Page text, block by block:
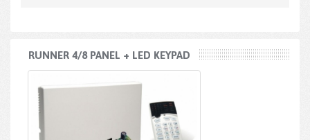
RUNNER 4/8 PANEL + LED KEYPAD